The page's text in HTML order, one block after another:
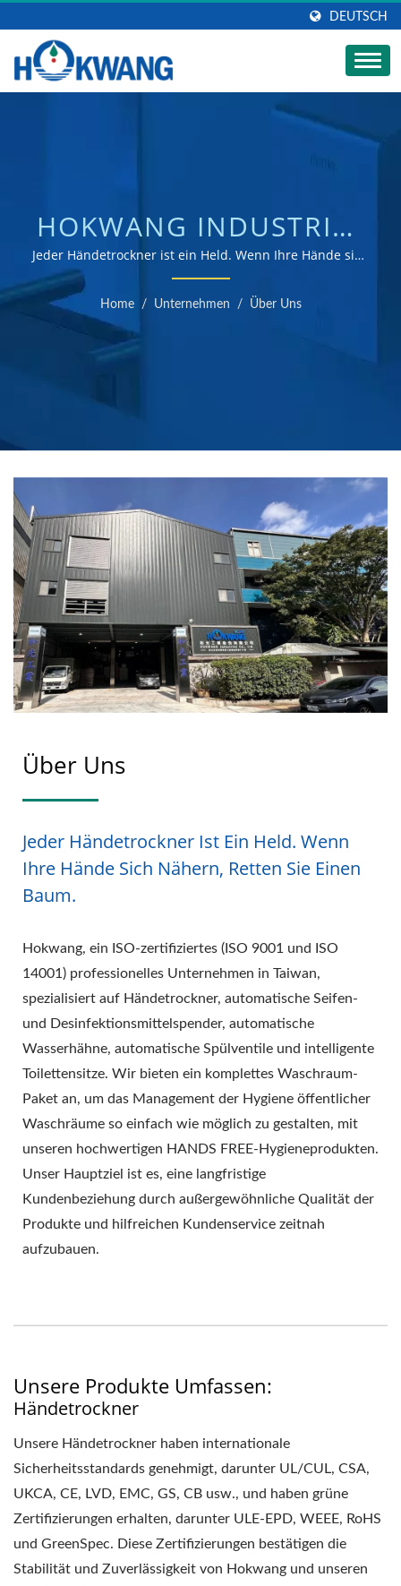
DEUTSCH
HOKWANG INDUSTRIES
CO LTD
HÄNDETROCKNER
FABRIKBILD |
AUTOMATISCHER
HERSTELLER VON
KOMMERZIELLEN
SEIFENSPENDERN |
HOKWANG
Jeder Händetrockner ist ein Held. Wenn Ihre Hände sich
nähern, retten Sie einen Baum. | Hersteller von
Händetrocknern und Seifenspendern mit ISO 9001 &
Home / Unternehmen / Über Uns
Über Uns
Jeder Händetrockner Ist Ein Held. Wenn
Ihre Hände Sich Nähern, Retten Sie Einen
Baum.
Hokwang, ein ISO-zertifiziertes (ISO 9001 und ISO
14001) professionelles Unternehmen in Taiwan,
spezialisiert auf Händetrockner, automatische Seifen-
und Desinfektionsmittelspender, automatische
Wasserhähne, automatische Spülventile und intelligente
Toilettensitze. Wir bieten ein komplettes Waschraum-
Paket an, um das Management der Hygiene öffentlicher
Waschräume so einfach wie möglich zu gestalten, mit
unseren hochwertigen HANDS FREE-Hygieneprodukten.
Unser Hauptziel ist es, eine langfristige
Kundenbeziehung durch außergewöhnliche Qualität der
Produkte und hilfreichen Kundenservice zeitnah
aufzubauen.
Unsere Produkte Umfassen:
Händetrockner
Unsere Händetrockner haben internationale
Sicherheitsstandards genehmigt, darunter UL/CUL, CSA,
UKCA, CE, LVD, EMC, GS, CB usw., und haben grüne
Zertifizierungen erhalten, darunter ULE-EPD, WEEE, RoHS
und GreenSpec. Diese Zertifizierungen bestätigen die
Stabilität und Zuverlässigkeit von Hokwang und unseren